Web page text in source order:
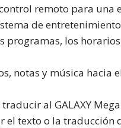
remoto para una
de
programas, los
notas y música hacia
al GALAXY
texto o la traducción